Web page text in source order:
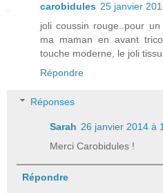
carobidules 25 janvier
joli coussin rouge..pour
ma maman en avant
touche moderne, le joli
Répondre
Réponses
Sarah 26 janvier 2014 à
Merci Carobidules !
Répondre